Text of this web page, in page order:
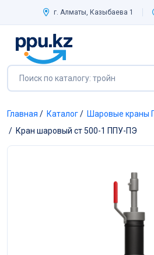
г. Алматы, Казыбаева 1
Главная / Каталог/ Шаровые краны
/ Кран шаровый ст 500-1 ППУ-ПЭ